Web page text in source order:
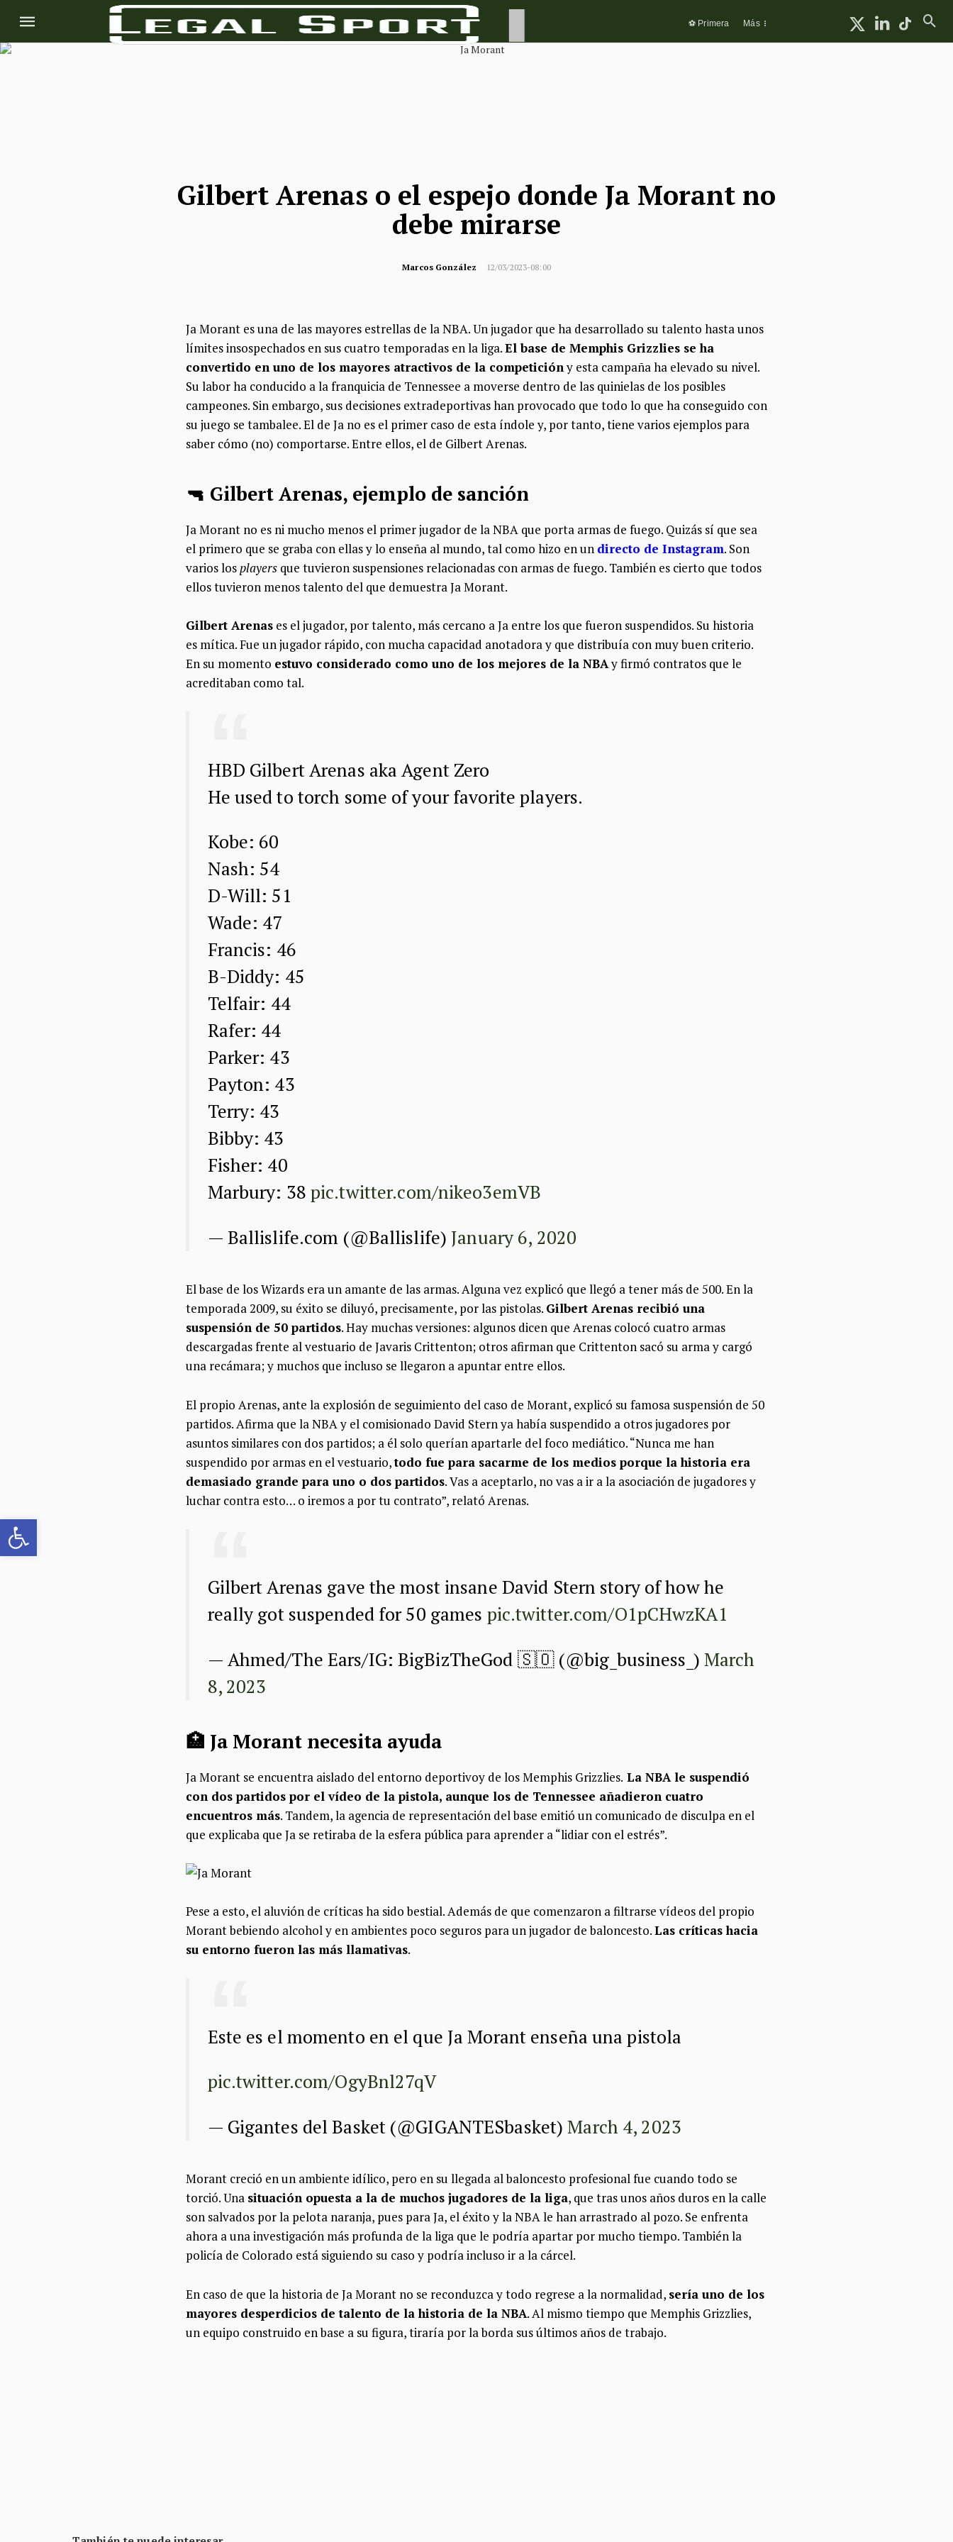
Abrir barra de herramientas
⚽ Primera Más
Gilbert Arenas o el espejo donde Ja Morant no
debe mirarse
Marcos González 12/03/2023-08:00
Ja Morant es una de las mayores estrellas de la NBA. Un jugador que ha desarrollado su talento hasta unos
límites insospechados en sus cuatro temporadas en la liga.El base de Memphis Grizzlies se ha
convertido en uno de los mayores atractivos de la competicióny esta campaña ha elevado su nivel.
Su labor ha conducido a la franquicia de Tennessee a moverse dentro de las quinielas de los posibles
campeones. Sin embargo, sus decisiones extradeportivas han provocado que todo lo que ha conseguido con
su juego se tambalee. El de Ja no es el primer caso de esta índole y, por tanto, tiene varios ejemplos para
saber cómo (no) comportarse. Entre ellos, el de Gilbert Arenas.
🔫 Gilbert Arenas, ejemplo de sanción
Ja Morant no es ni mucho menos el primer jugador de la NBA que porta armas de fuego. Quizás sí que sea
el primero que se graba con ellas y lo enseña al mundo, tal como hizo en un directo de Instagram. Son
varios losplayers que tuvieron suspensiones relacionadas con armas de fuego. También es cierto que todos
ellos tuvieron menos talento del que demuestra Ja Morant.
Gilbert Arenas es el jugador, por talento, más cercano a Ja entre los que fueron suspendidos. Su historia
es mítica. Fue un jugador rápido, con mucha capacidad anotadora y que distribuía con muy buen criterio.
En su momento estuvo considerado como uno de los mejores de la NBAy firmó contratos que le
acreditaban como tal.
HBD Gilbert Arenas aka Agent Zero
He used to torch some of your favorite players.
Kobe: 60
Nash: 54
D-Will: 51
Wade: 47
Francis: 46
B-Diddy: 45
Telfair: 44
Rafer: 44
Parker: 43
Payton: 43
Terry: 43
Bibby: 43
Fisher: 40
Marbury: 38 pic.twitter.com/nikeo3emVB
— Ballislife.com (@Ballislife) January 6, 2020
El base de los Wizards era un amante de las armas. Alguna vez explicó que llegó a tener más de 500. En la
temporada 2009, su éxito se diluyó, precisamente, por las pistolas. Gilbert Arenas recibió una
suspensión de 50 partidos. Hay muchas versiones: algunos dicen que Arenas colocó cuatro armas
descargadas frente al vestuario de Javaris Crittenton; otros afirman que Crittenton sacó su arma y cargó
una recámara; y muchos que incluso se llegaron a apuntar entre ellos.
El propio Arenas, ante la explosión de seguimiento del caso de Morant, explicó su famosa suspensión de 50
partidos. Afirma que la NBA y el comisionado David Stern ya había suspendido a otros jugadores por
asuntos similares con dos partidos; a él solo querían apartarle del foco mediático. “Nunca me han
suspendido por armas en el vestuario,todo fue para sacarme de los medios porque la historia era
demasiado grande para uno o dos partidos. Vas a aceptarlo, no vas a ir a la asociación de jugadores y
luchar contra esto… o iremos a por tu contrato”, relató Arenas.
Gilbert Arenas gave the most insane David Stern story of how he
really got suspended for 50 games pic.twitter.com/O1pCHwzKA1
— Ahmed/The Ears/IG: BigBizTheGod 🇸🇴 (@big_business_) March
8, 2023
🏥 Ja Morant necesita ayuda
Ja Morant se encuentra aislado del entorno deportivoy de los Memphis Grizzlies. La NBA le suspendió
con dos partidos por el vídeo de la pistola, aunque los de Tennessee añadieron cuatro
encuentros más. Tandem, la agencia de representación del base emitió un comunicado de disculpa en el
que explicaba que Ja se retiraba de la esfera pública para aprender a “lidiar con el estrés”.
Pese a esto, el aluvión de críticas ha sido bestial. Además de que comenzaron a filtrarse vídeos del propio
Morant bebiendo alcohol y en ambientes poco seguros para un jugador de baloncesto.Las críticas hacia
su entorno fueron las más llamativas.
Este es el momento en el que Ja Morant enseña una pistola
pic.twitter.com/OgyBnl27qV
— Gigantes del Basket (@GIGANTESbasket)March 4, 2023
Morant creció en un ambiente idílico, pero en su llegada al baloncesto profesional fue cuando todo se
torció. Una situación opuesta a la de muchos jugadores de la liga, que tras unos años duros en la calle
son salvados por la pelota naranja, pues para Ja, el éxito y la NBA le han arrastrado al pozo. Se enfrenta
ahora a una investigación más profunda de la liga que le podría apartar por mucho tiempo. También la
policía de Colorado está siguiendo su caso y podría incluso ir a la cárcel.
En caso de que la historia de Ja Morant no se reconduzca y todo regrese a la normalidad, sería uno de los
mayores desperdicios de talento de la historia de la NBA. Al mismo tiempo que Memphis Grizzlies,
un equipo construido en base a su figura, tiraría por la borda sus últimos años de trabajo.